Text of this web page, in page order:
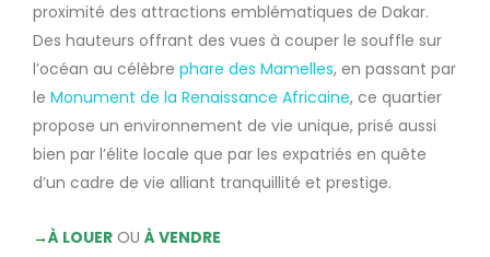
proximité des attractions emblématiques de Dakar.
Des hauteurs offrant des vues à couper le souffle sur
l’océan au célèbre phare des Mamelles, en passant par
le Monument de la Renaissance Africaine, ce quartier
propose un environnement de vie unique, prisé aussi
bien par l’élite locale que par les expatriés en quête
d’un cadre de vie alliant tranquillité et prestige.
→À LOUER OU À VENDRE